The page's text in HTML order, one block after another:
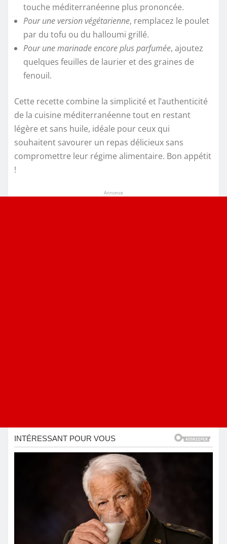
touche méditerranéenne plus prononcée.
Pour une version végétarienne, remplacez le poulet
par du tofu ou du halloumi grillé.
Pour une marinade encore plus parfumée, ajoutez
quelques feuilles de laurier et des graines de
fenouil.
Cette recette combine la simplicité et l’authenticité
de la cuisine méditerranéenne tout en restant
légère et sans huile, idéale pour ceux qui
souhaitent savourer un repas délicieux sans
compromettre leur régime alimentaire. Bon appétit
!
Annonce